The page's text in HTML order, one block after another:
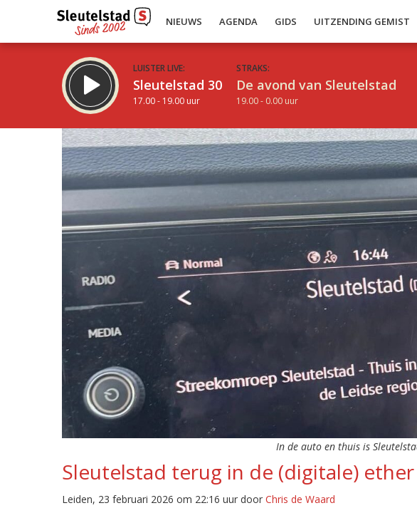
NIEUWS AGENDA GIDS UITZENDING GEMIST
LUISTER LIVE:
Sleutelstad 30
17.00 - 19.00 uur
STRAKS:
De avond van Sleutelstad
19.00 - 0.00 uur
In de auto en thuis is
Sleutelstad terug in de (digitale) ether
Leiden, 23 februari 2026 om 22:16 uur door Chris de Waard